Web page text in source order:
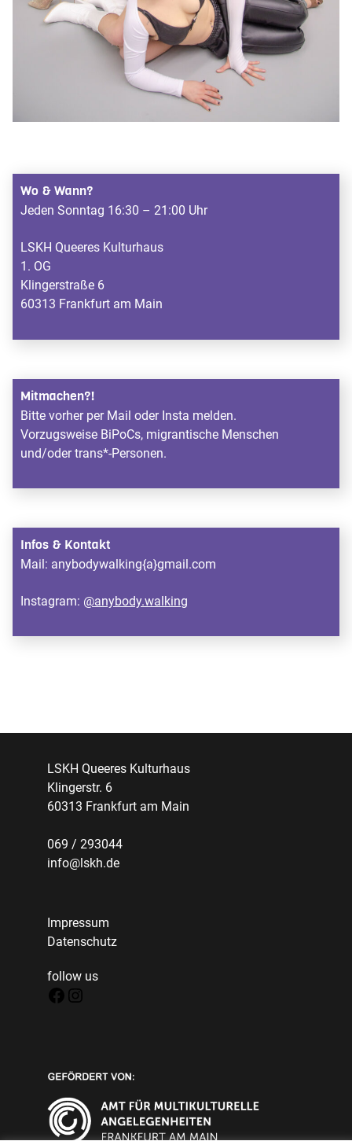
Wo & Wann?
Jeden Sonntag 16:30 – 21:00 Uhr
LSKH Queeres Kulturhaus
1. OG
Klingerstraße 6
60313 Frankfurt am Main
Mitmachen?!
Bitte vorher per Mail oder Insta melden.
Vorzugsweise BiPoCs, migrantische Menschen
und/oder trans*-Personen.
Infos & Kontakt
Mail: anybodywalking{a}gmail.com
Instagram: @anybody.walking
LSKH Queeres Kulturhaus
Klingerstr. 6
60313 Frankfurt am Main
069 / 293044
info@lskh.de
Impressum
Datenschutz
follow us
Facebook